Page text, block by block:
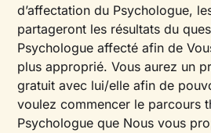
d’affectation du Psychologue,
partageront les résultats du
Psychologue affecté afin de
plus approprié. Vous aurez un
gratuit avec lui/elle afin de
voulez commencer le parcours
Psychologue que Nous vous